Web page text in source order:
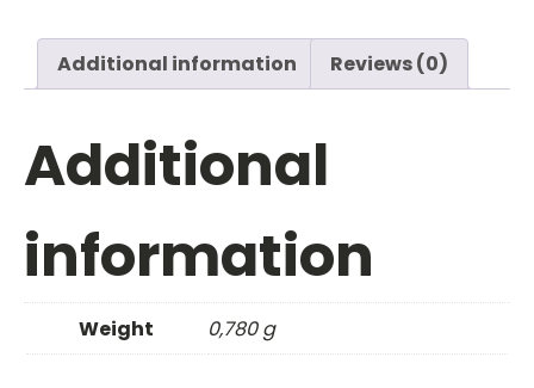
Additional information Reviews (0)
Additional
information
Weight 0,780 g